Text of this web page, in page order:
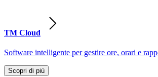
TM Cloud
Software intelligente per gestire ore, orari e
Scopri di più